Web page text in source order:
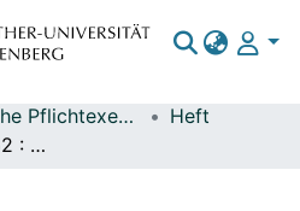
Elektronische Pflichtexemplare
Heft
Salzlandbote ; Nr. 252 : amtliches Mitteilungsblatt der Stadt Staßfurt : mit den Ortsteilen Athensleben, Atzendorf, Brumby, Förderstedt, Glöthe, Hohenerxleben, Löbnitz (Bode),Löderburg, Lust, Neundorf (Anhalt), Neu Staßfurt, Rathmannsdorf, Rothenförde, Üllnitz